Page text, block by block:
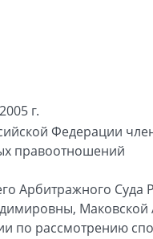
г.
Федерации
правоотношений
Арбитражного Суда
по рассмотрению